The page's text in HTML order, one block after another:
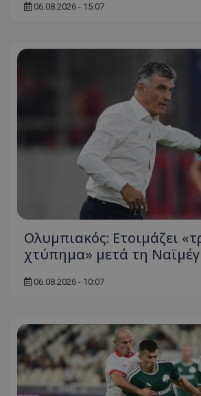
06.08.2026 - 15:07
Ολυμπιακός: Ετοιμάζει
χτύπημα» μετά τη
06.08.2026 - 10:07